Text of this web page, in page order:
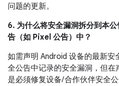
问题的更新。
6. 为什么将安全漏洞拆分到本
告（如 Pixel 公告）中？
如需声明 Android 设备的最新
全公告中记录的安全漏洞，但
是必须修复设备/ 合作伙伴安全